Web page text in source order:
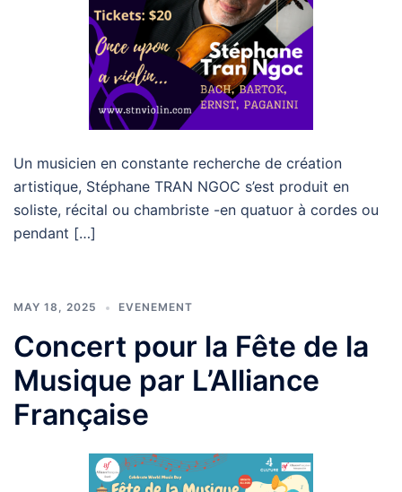
Un musicien en constante recherche de création
artistique, Stéphane TRAN NGOC s’est produit en
soliste, récital ou chambriste -en quatuor à cordes ou
pendant […]
MAY 18, 2025 EVENEMENT
Concert pour la Fête de la
Musique par L’Alliance
Française